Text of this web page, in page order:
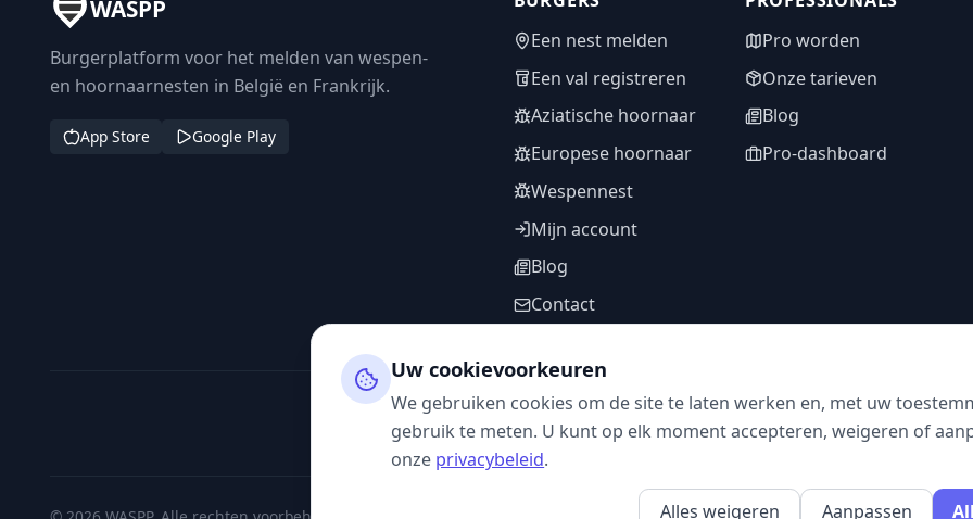
WASPP
Burgerplatform voor het melden van wespen-
en hoornaarnesten in België en Frankrijk.
App Store Google Play
Een nest melden
Een val registreren
Aziatische hoornaar
Europese hoornaar
Wespennest
Mijn account
Blog
Contact
Pro worden
Onze tarieven
Blog
Pro-dashboard
VOLG ONS
Uw cookievoorkeuren
We gebruiken cookies om de site te laten werken en, met uw
gebruik te meten. U kunt op elk moment accepteren, weigeren of
onze privacybeleid.
Alles weigeren Aanpassen